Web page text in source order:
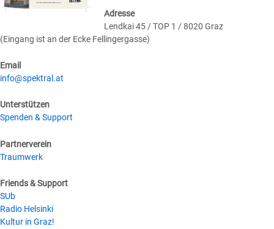
Adresse
Lendkai 45 / TOP 1 / 8020 Graz
(Eingang ist an der Ecke Fellingergasse)
Email
info@spektral.at
Unterstützen
Spenden & Support
Partnerverein
Traumwerk
Friends & Support
SUb
Radio Helsinki
Kultur in Graz!